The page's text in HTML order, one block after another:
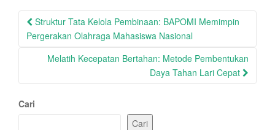
Post
navigation
Struktur Tata Kelola Pembinaan: BAPOMI Memimpin
Pergerakan Olahraga Mahasiswa Nasional
Melatih Kecepatan Bertahan: Metode Pembentukan
Daya Tahan Lari Cepat
Cari
Cari